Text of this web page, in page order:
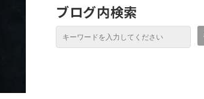
ブログ内検索